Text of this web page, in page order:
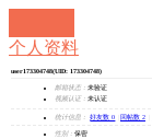
个人资料
user173304748(UID: 173304748)
邮箱状态： 未验证
视频认证： 未认证
统计信息： 好友数 0 回帖数 2
性别： 保密